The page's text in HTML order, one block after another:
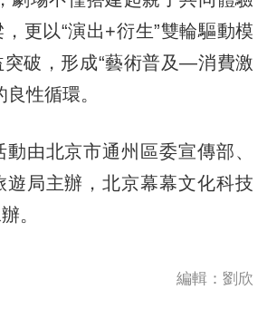
更以“演出+衍生”雙輪驅動模
突破，形成“藝術普及—消費激
性循環。
北京市通州區委宣傳部、
遊局主辦，北京幕幕文化科技
。
編輯：劉欣